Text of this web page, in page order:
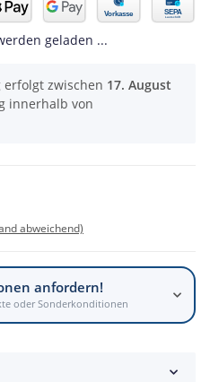
geladen ...
zwischen 17. August
innerhalb von
abweichend)
anfordern!
oder Sonderkonditionen